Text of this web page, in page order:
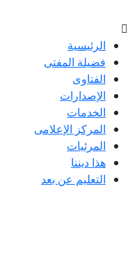
الرئيسية
فضيلة المفتى
الفتاوى
الإصدارات
الخدمات
المركز الإعلامى
المرئيات
هذا ديننا
التعليم عن بعد